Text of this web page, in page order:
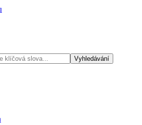
v roce v České republice